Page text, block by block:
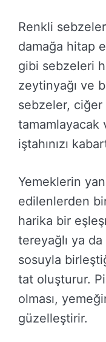
Renkli
damağa hitap
gibi sebzeleri
zeytinyağı ve
sebzeler,
tamamlayacak
iştahınızı
Yemeklerin
edilenlerden
harika bir
tereyağlı ya
sosuyla
tat oluşturur.
olması,
güzelleştirir.